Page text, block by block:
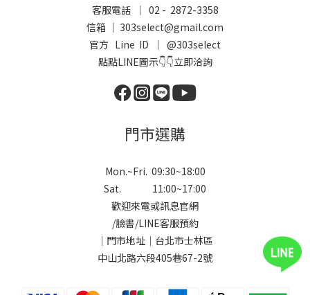
客服電話 ｜ 02 - 2872-3358
信箱 ｜ 303select@gmail.com
官方 Line ID ｜ @303select
點點LINE圖示👇👇立即洽詢
門市選購
Mon.~Fri. 09:30~18:00
Sat. 11:00~17:00
歡迎來電或訊息官網
/臉書/LINE客服預約
｜門市地址｜台北市士林區
中山北路六段405巷67-2號